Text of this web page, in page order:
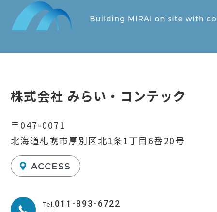
株式会社 みらい・コンテック
〒047-0071
北海道札幌市厚別区北1条1丁目6番20号
ACCESS
Tel.011-893-6722